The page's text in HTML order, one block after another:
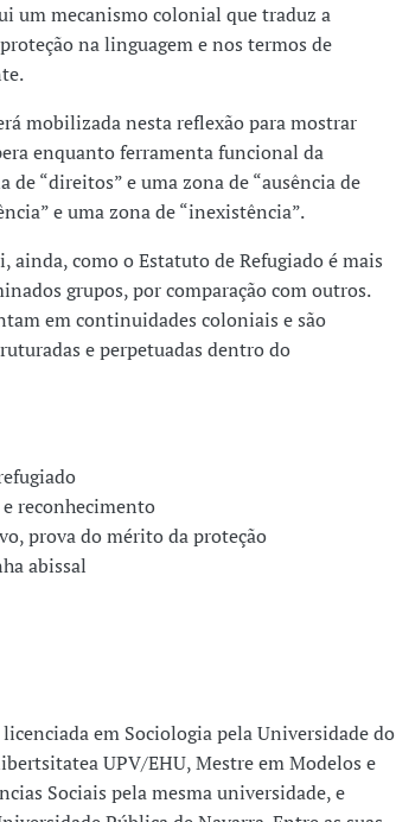
um mecanismo colonial que traduz a
na linguagem e nos termos de
mobilizada nesta reflexão para mostrar
enquanto ferramenta funcional da
“direitos” e uma zona de “ausência de
e uma zona de “inexistência”.
ainda, como o Estatuto de Refugiado é mais
grupos, por comparação com outros.
em continuidades coloniais e são
e perpetuadas dentro do
reconhecimento
prova do mérito da proteção
abissal
em Sociologia pela Universidade do
UPV/EHU, Mestre em Modelos e
Sociais pela mesma universidade, e